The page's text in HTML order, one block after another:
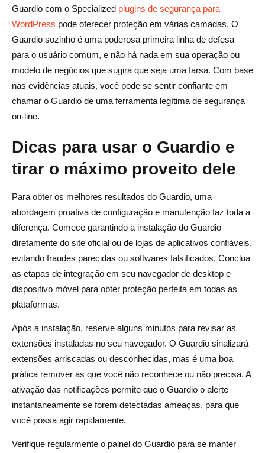
Guardio com o Specialized plugins de segurança para
WordPress pode oferecer proteção em várias camadas. O
Guardio sozinho é uma poderosa primeira linha de defesa
para o usuário comum, e não há nada em sua operação ou
modelo de negócios que sugira que seja uma farsa. Com base
nas evidências atuais, você pode se sentir confiante em
chamar o Guardio de uma ferramenta legítima de segurança
on-line.
Dicas para usar o Guardio e
tirar o máximo proveito dele
Para obter os melhores resultados do Guardio, uma
abordagem proativa de configuração e manutenção faz toda a
diferença. Comece garantindo a instalação do Guardio
diretamente do site oficial ou de lojas de aplicativos confiáveis,
evitando fraudes parecidas ou softwares falsificados. Conclua
as etapas de integração em seu navegador de desktop e
dispositivo móvel para obter proteção perfeita em todas as
plataformas.
Após a instalação, reserve alguns minutos para revisar as
extensões instaladas no seu navegador. O Guardio sinalizará
extensões arriscadas ou desconhecidas, mas é uma boa
prática remover as que você não reconhece ou não precisa. A
ativação das notificações permite que o Guardio o alerte
instantaneamente se forem detectadas ameaças, para que
você possa agir rapidamente.
Verifique regularmente o painel do Guardio para se manter